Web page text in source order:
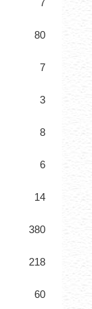
80
7
3
8
6
14
380
218
60